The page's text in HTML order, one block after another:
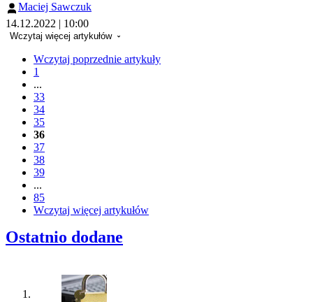
Maciej Sawczuk
14.12.2022 | 10:00
Wczytaj więcej artykułów
Wczytaj poprzednie artykuły
1
...
33
34
35
36
37
38
39
...
85
Wczytaj więcej artykułów
Ostatnio dodane